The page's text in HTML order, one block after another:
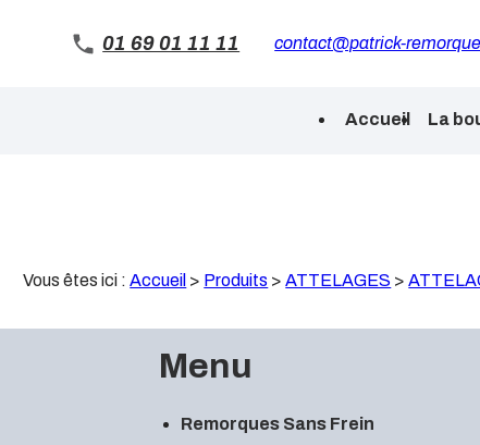
01 69 01 11 11 contact@patrick-
Accueil La
Vous êtes ici :Accueil > Produits >ATTELAGES >
Menu
Remorques Sans Frein